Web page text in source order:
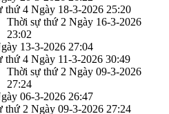
thứ 4 Ngày 18-3-2026 25:20
Thời sự thứ 2 Ngày 16-3-2026
23:02
13-3-2026 27:04
thứ 4 Ngày 11-3-2026 30:49
Thời sự thứ 2 Ngày 09-3-2026
27:24
06-3-2026 26:47
thứ 2 Ngày 09-3-2026 27:24